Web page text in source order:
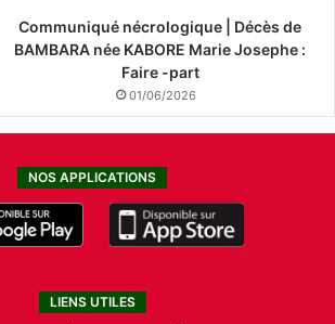
Communiqué nécrologique | Décès de
BAMBARA née KABORE Marie Josephe :
Faire -part
01/06/2026
NOS APPLICATIONS
LIENS UTILES